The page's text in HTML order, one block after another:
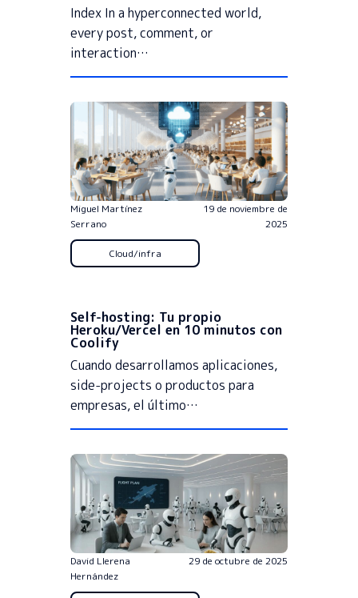
Index In a hyperconnected world,
every post, comment, or
interaction…
Miguel Martínez
Serrano
19 de noviembre de
2025
Cloud/infra
Self-hosting: Tu propio
Heroku/Vercel en 10 minutos con
Coolify
Cuando desarrollamos aplicaciones,
side-projects o productos para
empresas, el último…
David Llerena
Hernández
29 de octubre de 2025